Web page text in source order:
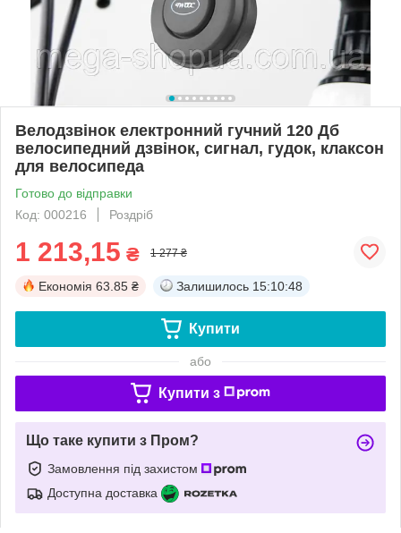
Велодзвінок електронний гучний 120 Дб
велосипедний дзвінок, сигнал, гудок, клаксон
для велосипеда
Готово до відправки
Код: 000216
Роздріб
1 213,15 ₴ 1 277 ₴
Економія 63.85 ₴ Залишилось 15:10:48
Купити
або
Купити з
Що таке купити з Пром?
Замовлення під захистом
Доступна доставка